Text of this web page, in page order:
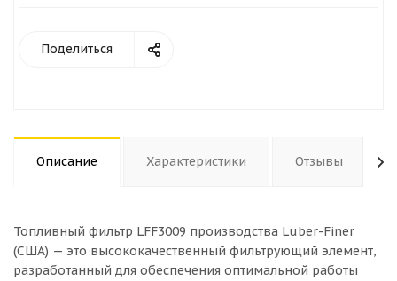
Поделиться
Описание Характеристики Отзывы
Топливный фильтр LFF3009 производства Luber-Finer
(США) — это высококачественный фильтрующий элемент,
разработанный для обеспечения оптимальной работы